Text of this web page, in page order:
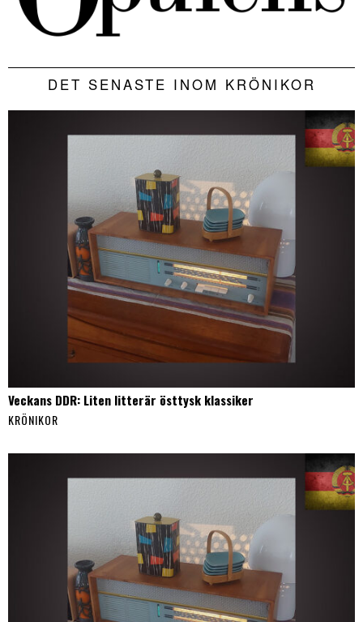
DET SENASTE INOM KRÖNIKOR
Veckans DDR: Liten litterär östtysk klassiker
KRÖNIKOR